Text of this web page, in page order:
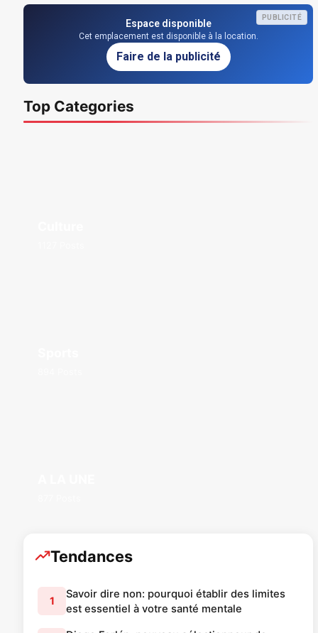
PUBLICITÉ
Espace disponible
Cet emplacement est disponible à la location.
Faire de la publicité
Top Categories
Tendances
1
Savoir dire non: pourquoi établir des limites
est essentiel à votre santé mentale